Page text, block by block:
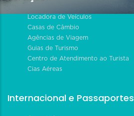
Locadora de Veículos
Casas de Câmbio
Agências de Viagem
Guias de Turismo
Centro de Atendimento ao Turista
Cias Aéreas
Internacional e Passaportes